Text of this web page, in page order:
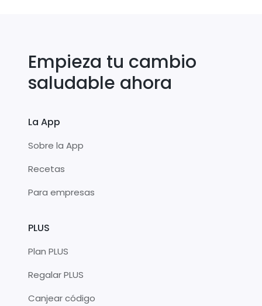
Empieza tu cambio
saludable ahora
La App
Sobre la App
Recetas
Para empresas
PLUS
Plan PLUS
Regalar PLUS
Canjear código